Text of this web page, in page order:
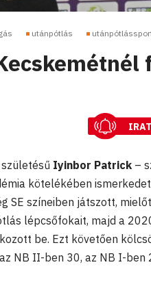
utánpótlás
Iyinbor Patrick –
kötelékében
SE színeiben játszott,
lépcsőfokait, majd a
be. Ezt követően
NB II-ben 30, az NB I-